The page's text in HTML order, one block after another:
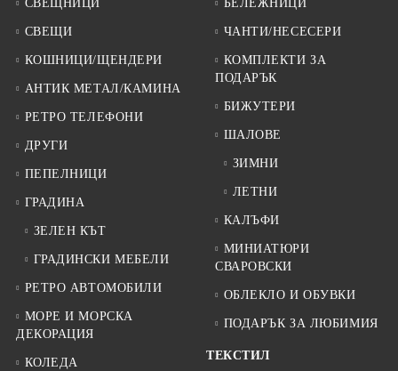
СВЕЩНИЦИ
СВЕЩИ
КОШНИЦИ/ЩЕНДЕРИ
АНТИК МЕТАЛ/КАМИНА
РЕТРО ТЕЛЕФОНИ
ДРУГИ
ПЕПЕЛНИЦИ
ГРАДИНА
ЗЕЛЕН КЪТ
ГРАДИНСКИ МЕБЕЛИ
РЕТРО АВТОМОБИЛИ
МОРЕ И МОРСКА
ДЕКОРАЦИЯ
КОЛЕДА
БЕЛЕЖНИЦИ
ЧАНТИ/НЕСЕСЕРИ
КОМПЛЕКТИ ЗА
ПОДАРЪК
БИЖУТЕРИ
ШАЛОВЕ
ЗИМНИ
ЛЕТНИ
КАЛЪФИ
МИНИАТЮРИ
СВАРОВСКИ
ОБЛЕКЛО И ОБУВКИ
ПОДАРЪК ЗА ЛЮБИМИЯ
ТЕКСТИЛ